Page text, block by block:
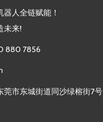
人全链赋能！
未来!
880 7856
莞市东城街道同沙绿榕街7号